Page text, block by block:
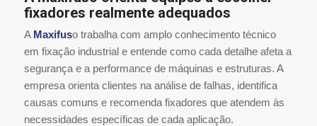
fixadores realmente adequados
A Maxifuso trabalha com amplo conhecimento técnico
em fixação industrial e entende como cada detalhe afeta a
segurança e a performance de máquinas e estruturas. A
empresa orienta clientes na análise de falhas, identifica
causas comuns e recomenda fixadores que atendem às
necessidades específicas de cada aplicação.